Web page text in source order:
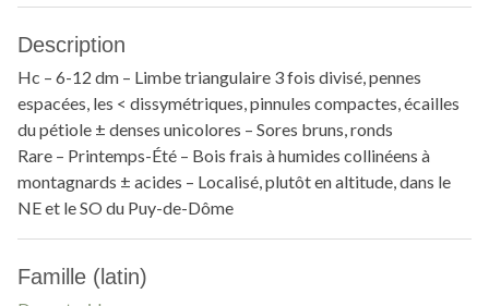
Description
Hc – 6-12 dm – Limbe triangulaire 3 fois divisé, pennes
espacées, les < dissymétriques, pinnules compactes, écailles
du pétiole ± denses unicolores – Sores bruns, ronds
Rare – Printemps-Été – Bois frais à humides collinéens à
montagnards ± acides – Localisé, plutôt en altitude, dans le
NE et le SO du Puy-de-Dôme
Famille (latin)